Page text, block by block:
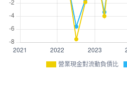
營業現金對流動負債比